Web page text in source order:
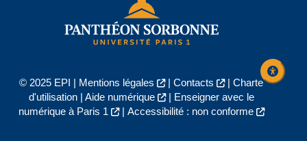
© 2025 EPI | Mentions légales | Contacts | Charte
d'utilisation| Aide numérique |
Enseigner avec le
numérique à Paris 1
| Accessibilité : non conforme